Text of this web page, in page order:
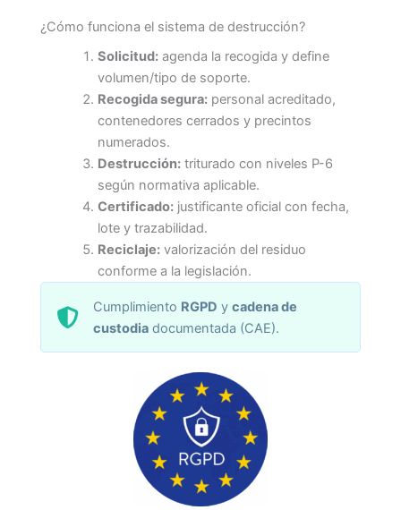
¿Cómo funciona el sistema de destrucción?
Solicitud:agenda la recogida y define
volumen/tipo de soporte.
Recogida segura:personal acreditado,
contenedores cerrados y precintos
numerados.
Destrucción:triturado con niveles P-6
según normativa aplicable.
Certificado:justificante oficial con fecha,
lote y trazabilidad.
Reciclaje:valorización del residuo
conforme a la legislación.
Cumplimiento RGPD ycadena de
custodia documentada (CAE).